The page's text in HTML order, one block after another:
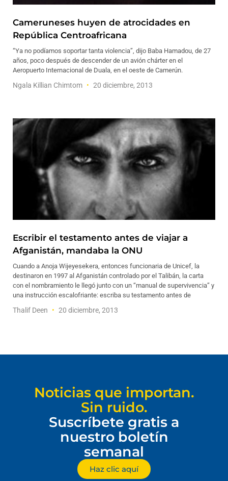
Cameruneses huyen de atrocidades en
República Centroafricana
“Ya no podíamos soportar tanta violencia”, dijo Baba Hamadou, de 27
años, poco después de descender de un avión chárter en el
Aeropuerto Internacional de Duala, en el oeste de Camerún.
Ngala Killian Chimtom 20 diciembre, 2013
Escribir el testamento antes de viajar a
Afganistán, mandaba la ONU
Cuando a Anoja Wijeyesekera, entonces funcionaria de Unicef, la
destinaron en 1997 al Afganistán controlado por el Talibán, la carta
con el nombramiento le llegó junto con un “manual de supervivencia” y
una instrucción escalofriante: escriba su testamento antes de
Thalif Deen 20 diciembre, 2013
Noticias que importan.
Sin ruido.
Suscríbete gratis a
nuestro boletín
semanal
Haz clic aquí